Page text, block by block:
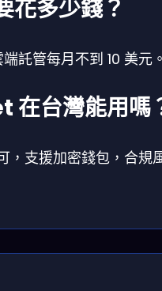
花多少錢？
託管每月不到 10 美元
台灣能用嗎
，支援加密錢包，合規